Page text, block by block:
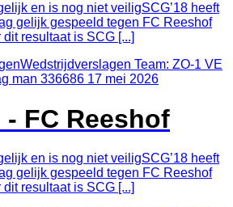
en is nog niet veiligSCG’18 heeft
gelijk gespeeld tegen FC Reeshof
resultaat is SCG [...]
Wedstrijdverslagen Team: ZO-1 VE
man 336686 17 mei 2026
- FC Reeshof
en is nog niet veiligSCG’18 heeft
gelijk gespeeld tegen FC Reeshof
resultaat is SCG [...]